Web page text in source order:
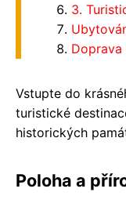
3.
Vstupte do
turistické
historických
Poloha a